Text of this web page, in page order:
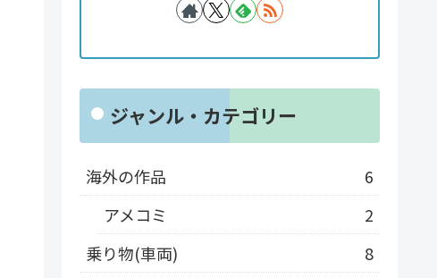
ジャンル・カテゴリー
海外の作品
6
アメコミ
2
乗り物(車両)
8